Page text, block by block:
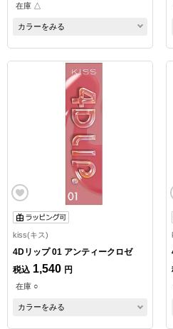
在庫 △
カラーをみる
kiss(キス)
4Dリップ 01 アンティークロゼ
税込 1,540 円
在庫 ○
カラーをみる